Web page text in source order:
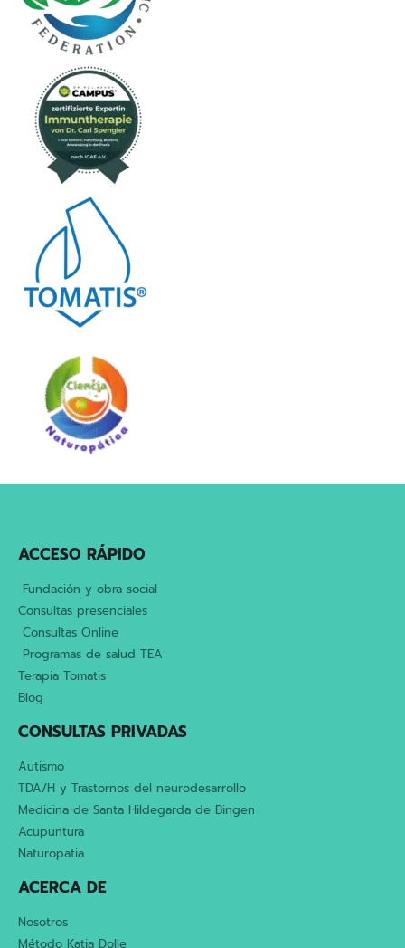
ACCESO RÁPIDO
Fundación y obra social
Consultas presenciales
Consultas Online
Programas de salud TEA
Terapia Tomatis
Blog
CONSULTAS PRIVADAS
Autismo
TDA/H y Trastornos del neurodesarrollo
Medicina de Santa Hildegarda de Bingen
Acupuntura
Naturopatia
ACERCA DE
Nosotros
Método Katia Dolle